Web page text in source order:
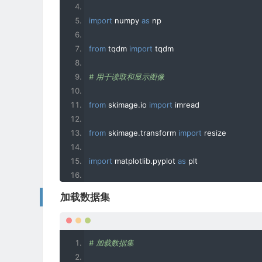
import numpy as np
from tqdm import tqdm
# 用于读取和显示图像
from skimage.io import imread
from skimage.transform import resize
import matplotlib.pyplot as plt
# 用于创建验证集
from sklearn
加载数据集
# 加载数据集